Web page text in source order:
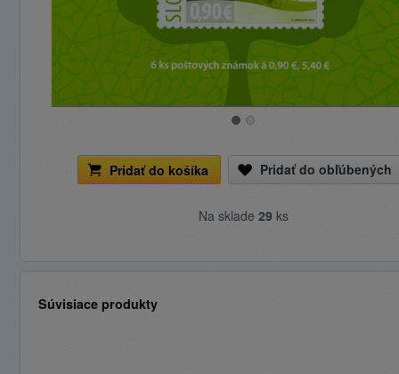
Pridať do košíka Pridať do obľúbených
Na sklade 29 ks
Súvisiace produkty